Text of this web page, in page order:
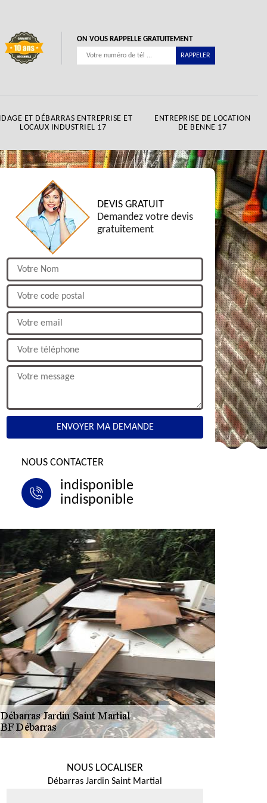
ON VOUS RAPPELLE GRATUITEMENT
ET DÉBARRAS ENTREPRISE ET
LOCAUX INDUSTRIEL 17
ENTREPRISE DE LOCATION
DE BENNE 17
DEVIS GRATUIT
Demandez votre devis
gratuitement
NOUS CONTACTER
indisponible
indisponible
NOUS LOCALISER
Débarras Jardin Saint Martial